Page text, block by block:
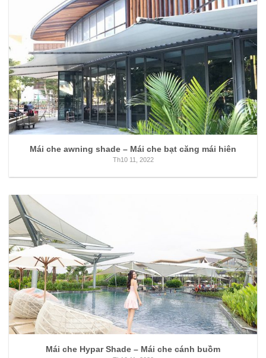
Mái che awning shade – Mái che bạt căng mái hiên
Th10 11, 2022
Mái che Hypar Shade – Mái che cánh buồm